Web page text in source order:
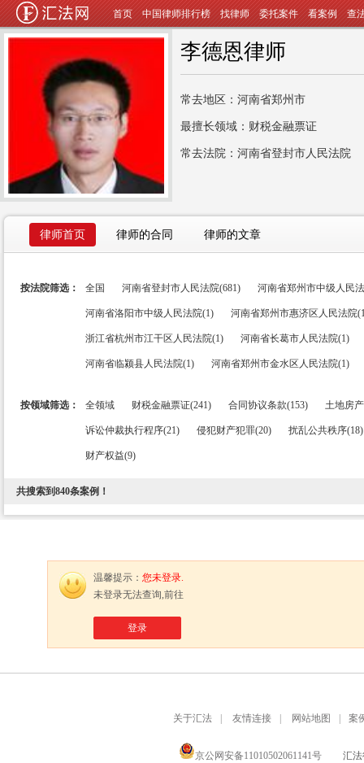
首页 中国律师排行榜 找律师 委托案件 看案例 查
李德恩律师
常去地区：河南省郑州市
最擅长领域：财税金融票证
常去法院：河南省登封市人民法院
律师首页 律师的合同 律师的文章
按法院筛选： 全国 河南省登封市人民法院(681) 河南省郑州市中级人民
河南省洛阳市中级人民法院(1) 河南省郑州市惠济区人民法院
浙江省杭州市江干区人民法院(1) 河南省长葛市人民法院(1)
河南省临颍县人民法院(1) 河南省郑州市金水区人民法院(1)
按领域筛选： 全领域 财税金融票证(241) 合同协议条款(153) 土地房
诉讼仲裁执行程序(21) 侵犯财产犯罪(20) 扰乱公共秩序(18)
财产权益(9)
共搜索到840条案例！
温馨提示： 您未登录.
未登录无法查询,前往
登录
关于汇法 友情连接 网站地图 案
京公网安备11010502061141号 汇法